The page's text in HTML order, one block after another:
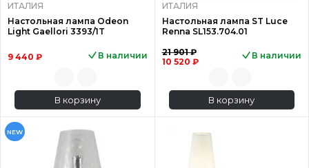
ИТАЛИЯ
Настольная лампа Odeon
Light Gaellori 3393/1T
9 440 ₽ В наличии
В корзину
ИТАЛИЯ
Настольная лампа ST Luce
Renna SL153.704.01
21 901 ₽
10 520 ₽
В наличии
В корзину
NEW